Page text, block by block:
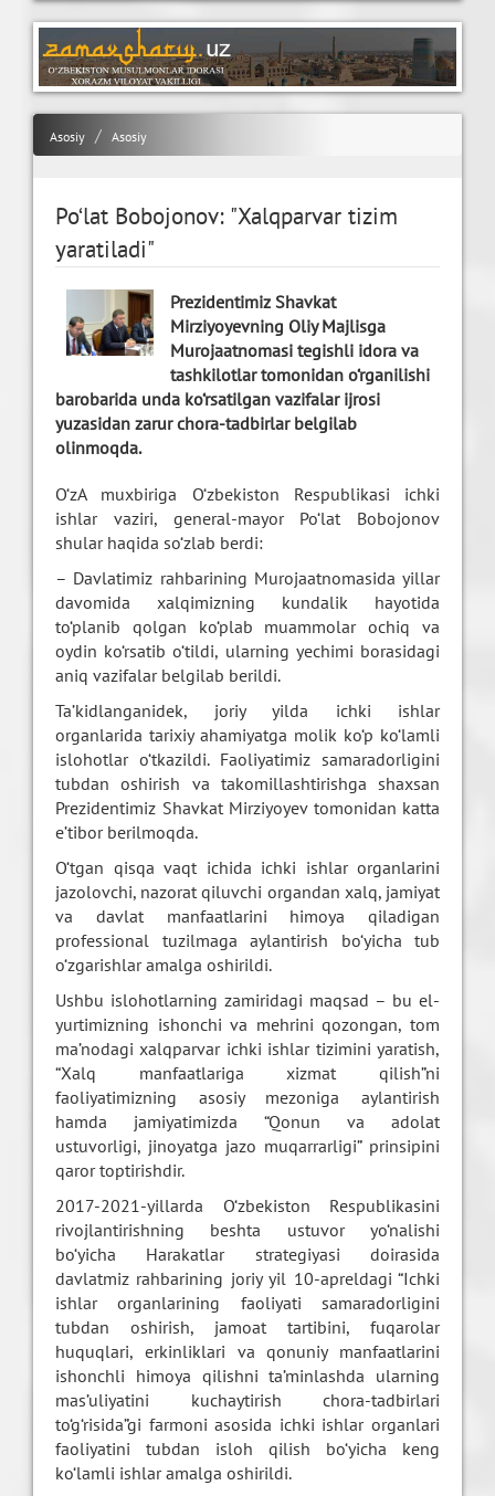
Asosiy Asosiy
Po‘lat Bobojonov: "Xalqparvar tizim
yaratiladi"
Prezidentimiz Shavkat
Mirziyoyevning Oliy Majlisga
Murojaatnomasi tegishli idora va
tashkilotlar tomonidan o‘rganilishi
barobarida unda ko‘rsatilgan vazifalar ijrosi
yuzasidan zarur chora-tadbirlar belgilab
olinmoqda.
O‘zA muxbiriga O‘zbekiston Respublikasi ichki
ishlar vaziri, general-mayor Po‘lat Bobojonov
shular haqida so‘zlab berdi:
– Davlatimiz rahbarining Murojaatnomasida yillar
davomida xalqimizning kundalik hayotida
to‘planib qolgan ko‘plab muammolar ochiq va
oydin ko‘rsatib o‘tildi, ularning yechimi borasidagi
aniq vazifalar belgilab berildi.
Ta’kidlanganidek, joriy yilda ichki ishlar
organlarida tarixiy ahamiyatga molik ko‘p ko‘lamli
islohotlar o‘tkazildi. Faoliyatimiz samaradorligini
tubdan oshirish va takomillashtirishga shaxsan
Prezidentimiz Shavkat Mirziyoyev tomonidan katta
e’tibor berilmoqda.
O‘tgan qisqa vaqt ichida ichki ishlar organlarini
jazolovchi, nazorat qiluvchi organdan xalq, jamiyat
va davlat manfaatlarini himoya qiladigan
professional tuzilmaga aylantirish bo‘yicha tub
o‘zgarishlar amalga oshirildi.
Ushbu islohotlarning zamiridagi maqsad – bu el-
yurtimizning ishonchi va mehrini qozongan, tom
ma’nodagi xalqparvar ichki ishlar tizimini yaratish,
“Xalq manfaatlariga xizmat qilish”ni
faoliyatimizning asosiy mezoniga aylantirish
hamda jamiyatimizda “Qonun va adolat
ustuvorligi, jinoyatga jazo muqarrarligi” prinsipini
qaror toptirishdir.
2017-2021-yillarda O‘zbekiston Respublikasini
rivojlantirishning beshta ustuvor yo‘nalishi
bo‘yicha Harakatlar strategiyasi doirasida
davlatmiz rahbarining joriy yil 10-apreldagi “Ichki
ishlar organlarining faoliyati samaradorligini
tubdan oshirish, jamoat tartibini, fuqarolar
huquqlari, erkinliklari va qonuniy manfaatlarini
ishonchli himoya qilishni ta’minlashda ularning
mas’uliyatini kuchaytirish chora-tadbirlari
to‘g‘risida”gi farmoni asosida ichki ishlar organlari
faoliyatini tubdan isloh qilish bo‘yicha keng
ko‘lamli ishlar amalga oshirildi.